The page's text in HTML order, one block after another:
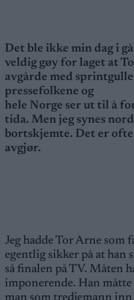
Det ble ikke min dag i
veldig gøy for laget at
avgårde med
pressefolkene og
hele Norge ser ut til å
tida. Men jeg synes
bortskjemte. Det er ofte
avgjør.
Jeg hadde Tor Arne som
egentlig sikker på at han
så finalen på TV. Måten
imponerende. Han
man som tredjemann